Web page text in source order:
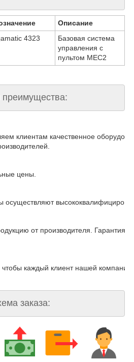
Описание
4323
Базовая система
управления с
пультом МЕС2
клиентам качественное
цены.
осуществляют
от производителя. Гарантия
каждый клиент нашей компании
заказа: